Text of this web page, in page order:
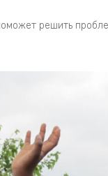
решить